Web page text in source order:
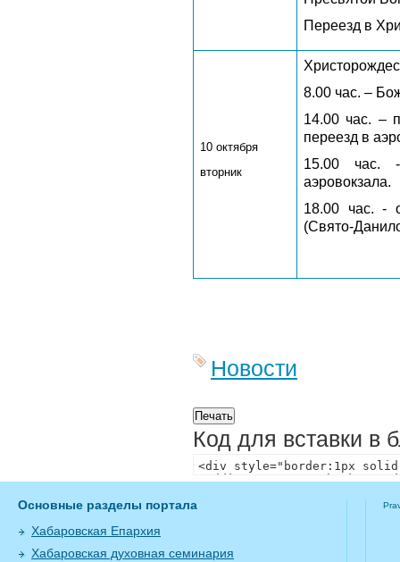
Переезд в
10 октября
вторник
8.00 час. –
14.00 час. –
переезд в
15.00 час.
аэровокзала.
18.00 час. -
(Свято-
Новости
Код для вставки в
Основные разделы портала
Хабаровская Епархия
Хабаровская духовная семинария